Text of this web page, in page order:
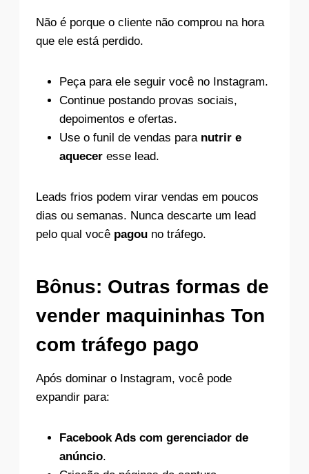
Não é porque o cliente não comprou na hora
que ele está perdido.
Peça para ele seguir você no Instagram.
Continue postando provas sociais,
depoimentos e ofertas.
Use o funil de vendas para nutrir e
aquecer esse lead.
Leads frios podem virar vendas em poucos
dias ou semanas. Nunca descarte um lead
pelo qual você pagou no tráfego.
Bônus: Outras formas de
vender maquininhas Ton
com tráfego pago
Após dominar o Instagram, você pode
expandir para:
Facebook Ads com gerenciador de
anúncio.